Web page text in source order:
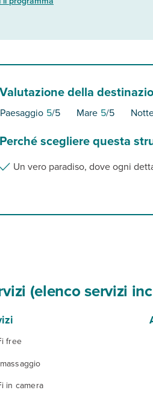
Valutazione della
Paesaggio 5/5 Mare 5/5
Perché scegliere questa
Un vero paradiso, dove ogni
(elenco servizi
free
in camera